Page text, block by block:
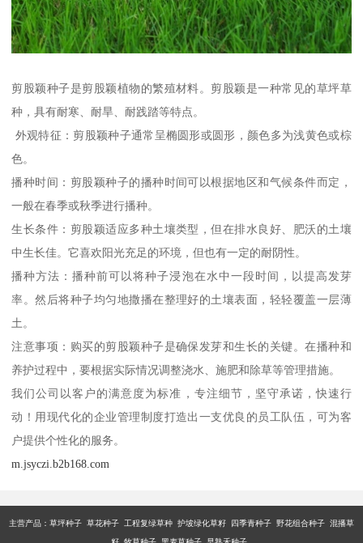
剪股颖种子是剪股颖植物的繁殖材料。剪股颖是一种常见的草坪草
种，具有耐寒、耐旱、耐践踏等特点。
外观特征：剪股颖种子通常呈椭圆形或圆形，颜色多为浅黄色或棕
色。
播种时间：剪股颖种子的播种时间可以根据地区和气候条件而定，
一般在春季或秋季进行播种。
生长条件：剪股颖适应多种土壤类型，但在排水良好、肥沃的土壤
中生长佳。它喜欢阳光充足的环境，但也有一定的耐阴性。
播种方法：播种前可以将种子浸泡在水中一段时间，以提高发芽
率。然后将种子均匀地撒播在整理好的土壤表面，轻轻覆盖一层薄
土。
注意事项：购买的剪股颖种子是确保发芽和生长的关键。在播种和
养护过程中，要根据实际情况调整浇水、施肥和除草等管理措施。
我们公司以客户的满意度为标准，专注细节，坚守承诺，快速行
动！用现代化的企业管理制度打造出一支优良的员工队伍，可为客
户提供个性化的服务。
m.jsyczi.b2b168.com
主营产品： 草坪种子 草花种子 工程复绿草种 护坡绿化草籽 四季青种子 野花组合种子 混播草